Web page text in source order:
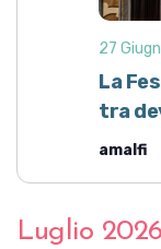
La
tra
27
amalfi
Luglio 2026